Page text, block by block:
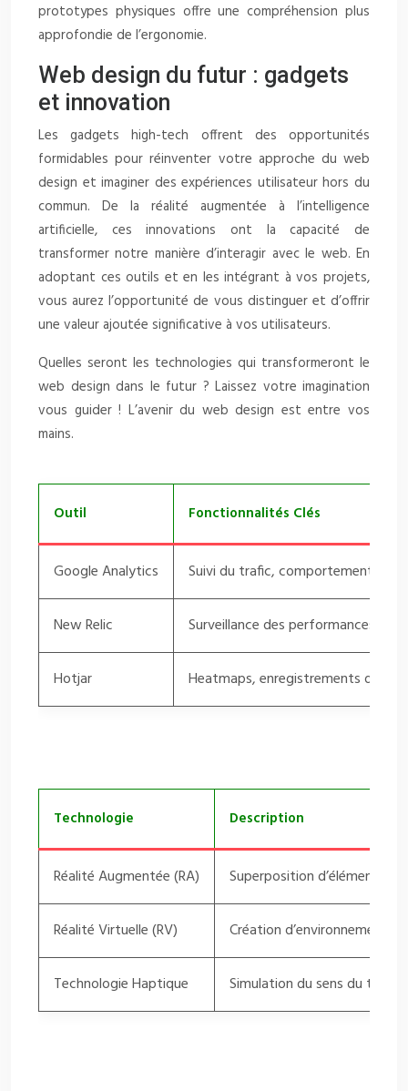
prototypes physiques offre une compréhension plus
approfondie de l’ergonomie.
Web design du futur : gadgets
et innovation
Les gadgets high-tech offrent des opportunités
formidables pour réinventer votre approche du web
design et imaginer des expériences utilisateur hors du
commun. De la réalité augmentée à l’intelligence
artificielle, ces innovations ont la capacité de
transformer notre manière d’interagir avec le web. En
adoptant ces outils et en les intégrant à vos projets,
vous aurez l’opportunité de vous distinguer et d’offrir
une valeur ajoutée significative à vos utilisateurs.
Quelles seront les technologies qui transformeront le
web design dans le futur ? Laissez votre imagination
vous guider ! L’avenir du web design est entre vos
mains.
Outil Fonctionnalités Clés
Google Analytics Suivi du trafic, comportement des
New Relic Surveillance des performances en
Hotjar Heatmaps, enregistrements de
Technologie Description
Réalité Augmentée (RA) Superposition d’éléments
Réalité Virtuelle (RV) Création d’environnements
Technologie Haptique Simulation du sens du